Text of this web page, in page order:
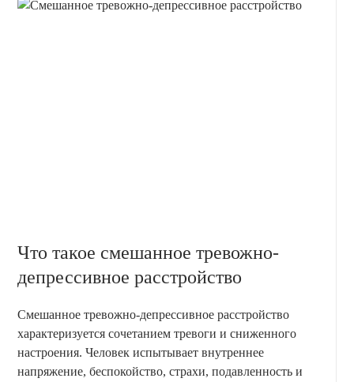
Что такое смешанное тревожно-
депрессивное расстройство
Смешанное тревожно-депрессивное расстройство
характеризуется сочетанием тревоги и сниженного
настроения. Человек испытывает внутреннее
напряжение, беспокойство, страхи, подавленность и